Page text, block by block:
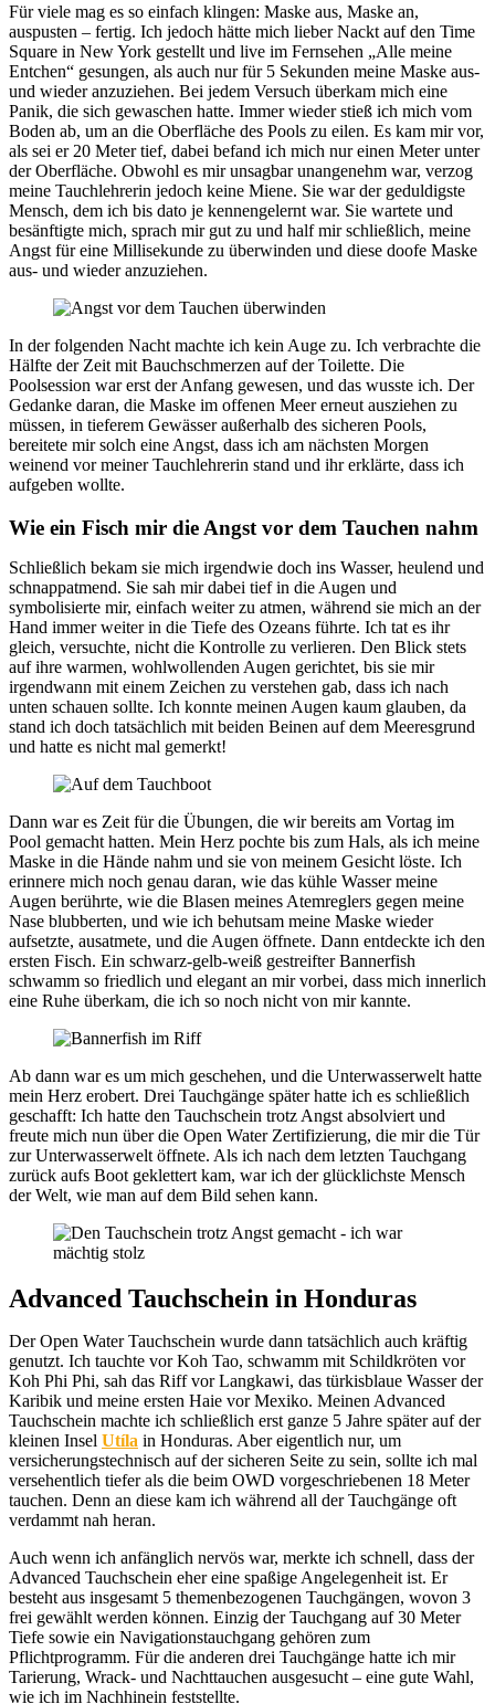
Für viele mag es so einfach klingen: Maske aus, Maske an,
auspusten – fertig. Ich jedoch hätte mich lieber Nackt auf den Time
Square in New York gestellt und live im Fernsehen „Alle meine
Entchen“ gesungen, als auch nur für 5 Sekunden meine Maske aus-
und wieder anzuziehen. Bei jedem Versuch überkam mich eine
Panik, die sich gewaschen hatte. Immer wieder stieß ich mich vom
Boden ab, um an die Oberfläche des Pools zu eilen. Es kam mir vor,
als sei er 20 Meter tief, dabei befand ich mich nur einen Meter unter
der Oberfläche. Obwohl es mir unsagbar unangenehm war, verzog
meine Tauchlehrerin jedoch keine Miene. Sie war der geduldigste
Mensch, dem ich bis dato je kennengelernt war. Sie wartete und
besänftigte mich, sprach mir gut zu und half mir schließlich, meine
Angst für eine Millisekunde zu überwinden und diese doofe Maske
aus- und wieder anzuziehen.
In der folgenden Nacht machte ich kein Auge zu. Ich verbrachte die
Hälfte der Zeit mit Bauchschmerzen auf der Toilette. Die
Poolsession war erst der Anfang gewesen, und das wusste ich. Der
Gedanke daran, die Maske im offenen Meer erneut ausziehen zu
müssen, in tieferem Gewässer außerhalb des sicheren Pools,
bereitete mir solch eine Angst, dass ich am nächsten Morgen
weinend vor meiner Tauchlehrerin stand und ihr erklärte, dass ich
aufgeben wollte.
Wie ein Fisch mir die Angst vor dem Tauchen nahm
Schließlich bekam sie mich irgendwie doch ins Wasser, heulend und
schnappatmend. Sie sah mir dabei tief in die Augen und
symbolisierte mir, einfach weiter zu atmen, während sie mich an der
Hand immer weiter in die Tiefe des Ozeans führte. Ich tat es ihr
gleich, versuchte, nicht die Kontrolle zu verlieren. Den Blick stets
auf ihre warmen, wohlwollenden Augen gerichtet, bis sie mir
irgendwann mit einem Zeichen zu verstehen gab, dass ich nach
unten schauen sollte. Ich konnte meinen Augen kaum glauben, da
stand ich doch tatsächlich mit beiden Beinen auf dem Meeresgrund
und hatte es nicht mal gemerkt!
Dann war es Zeit für die Übungen, die wir bereits am Vortag im
Pool gemacht hatten. Mein Herz pochte bis zum Hals, als ich meine
Maske in die Hände nahm und sie von meinem Gesicht löste. Ich
erinnere mich noch genau daran, wie das kühle Wasser meine
Augen berührte, wie die Blasen meines Atemreglers gegen meine
Nase blubberten, und wie ich behutsam meine Maske wieder
aufsetzte, ausatmete, und die Augen öffnete. Dann entdeckte ich den
ersten Fisch. Ein schwarz-gelb-weiß gestreifter Bannerfish
schwamm so friedlich und elegant an mir vorbei, dass mich innerlich
eine Ruhe überkam, die ich so noch nicht von mir kannte.
Ab dann war es um mich geschehen, und die Unterwasserwelt hatte
mein Herz erobert. Drei Tauchgänge später hatte ich es schließlich
geschafft: Ich hatte den Tauchschein trotz Angst absolviert und
freute mich nun über die Open Water Zertifizierung, die mir die Tür
zur Unterwasserwelt öffnete. Als ich nach dem letzten Tauchgang
zurück aufs Boot geklettert kam, war ich der glücklichste Mensch
der Welt, wie man auf dem Bild sehen kann.
Advanced Tauchschein in Honduras
Der Open Water Tauchschein wurde dann tatsächlich auch kräftig
genutzt. Ich tauchte vor Koh Tao, schwamm mit Schildkröten vor
Koh Phi Phi, sah das Riff vor Langkawi, das türkisblaue Wasser der
Karibik und meine ersten Haie vor Mexiko. Meinen Advanced
Tauchschein machte ich schließlich erst ganze 5 Jahre später auf der
kleinen Insel Utíla in Honduras. Aber eigentlich nur, um
versicherungstechnisch auf der sicheren Seite zu sein, sollte ich mal
versehentlich tiefer als die beim OWD vorgeschriebenen 18 Meter
tauchen. Denn an diese kam ich während all der Tauchgänge oft
verdammt nah heran.
Auch wenn ich anfänglich nervös war, merkte ich schnell, dass der
Advanced Tauchschein eher eine spaßige Angelegenheit ist. Er
besteht aus insgesamt 5 themenbezogenen Tauchgängen, wovon 3
frei gewählt werden können. Einzig der Tauchgang auf 30 Meter
Tiefe sowie ein Navigationstauchgang gehören zum
Pflichtprogramm. Für die anderen drei Tauchgänge hatte ich mir
Tarierung, Wrack- und Nachttauchen ausgesucht – eine gute Wahl,
wie ich im Nachhinein feststellte.